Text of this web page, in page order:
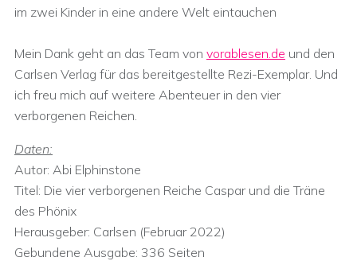
im zwei Kinder in eine andere Welt eintauchen
Mein Dank geht an das Team von vorablesen.de und den
Carlsen Verlag für das bereitgestellte Rezi-Exemplar. Und
ich freu mich auf weitere Abenteuer in den vier
verborgenen Reichen.
Daten:
Autor: Abi Elphinstone
Titel: Die vier verborgenen Reiche Caspar und die Träne
des Phönix
Herausgeber: ‎Carlsen (Februar 2022)
Gebundene Ausgabe:‎ 336 Seiten